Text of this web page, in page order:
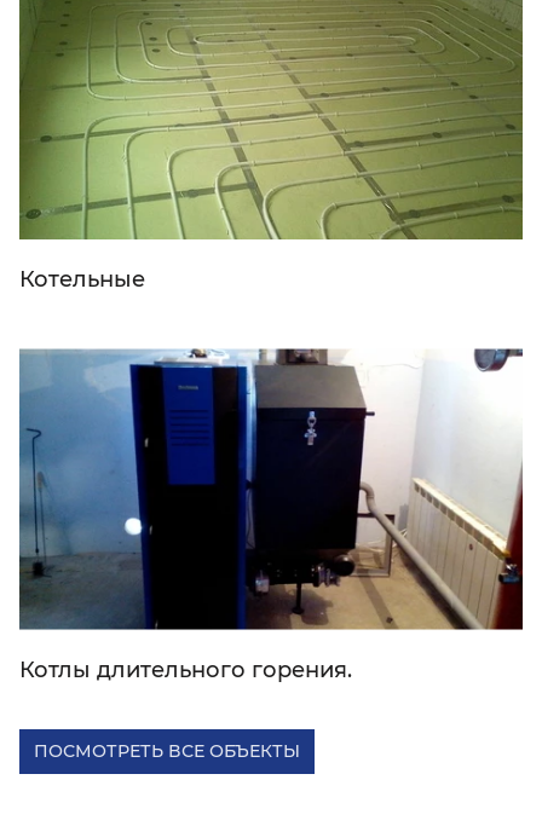
Котельные
Котлы длительного горения.
ПОСМОТРЕТЬ ВСЕ ОБЪЕКТЫ